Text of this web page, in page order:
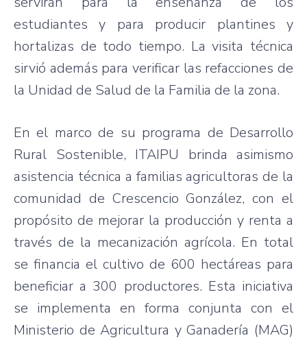
estudiantes y para producir plantines y
hortalizas de todo tiempo. La visita técnica
sirvió además para verificar las refacciones de
la Unidad de Salud de la Familia de la zona.
En el marco de su programa de Desarrollo
Rural Sostenible, ITAIPU brinda asimismo
asistencia técnica a familias agricultoras de la
comunidad de Crescencio González, con el
propósito de mejorar la producción y renta a
través de la mecanización agrícola. En total
se financia el cultivo de 600 hectáreas para
beneficiar a 300 productores. Esta iniciativa
se implementa en forma conjunta con el
Ministerio de Agricultura y Ganadería (MAG)